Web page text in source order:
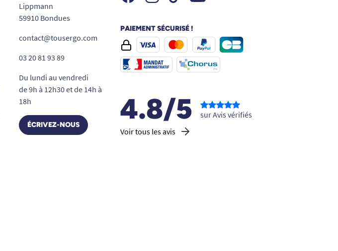
Lippmann
59910 Bondues
contact@tousergo.com
03 20 81 93 89
Du lundi au vendredi
de 9h à 12h30 et de 14h à
18h
ÉCRIVEZ-NOUS
PAIEMENT SÉCURISÉ !
4.8/5
Voir tous les avis
sur Avis vérifiés